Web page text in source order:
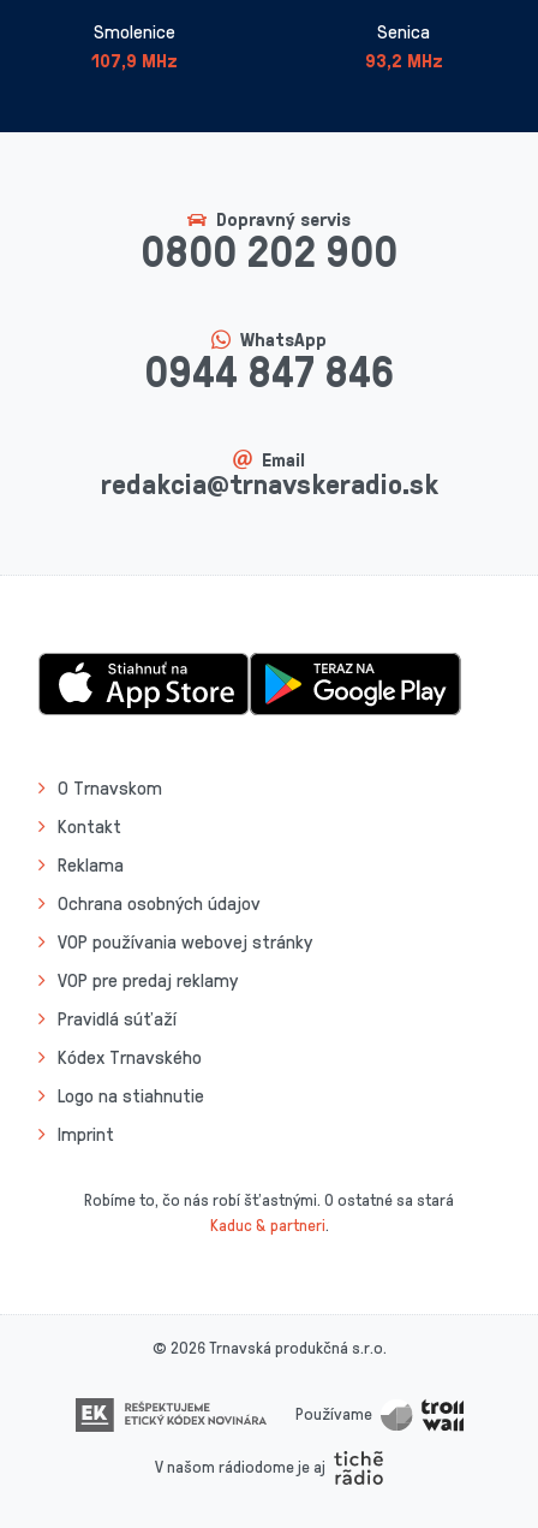
Smolenice
107,9 MHz
Senica
93,2 MHz
Dopravný servis
0800 202 900
WhatsApp
0944 847 846
Email
redakcia@trnavskeradio.sk
O Trnavskom
Kontakt
Reklama
Ochrana osobných údajov
VOP používania webovej stránky
VOP pre predaj reklamy
Pravidlá súťaží
Kódex Trnavského
Logo na stiahnutie
Imprint
Robíme to, čo nás robí šťastnými. O ostatné sa stará
Kaduc & partneri.
© 2026 Trnavská produkčná s.r.o.
Používame
V našom rádiodome je aj